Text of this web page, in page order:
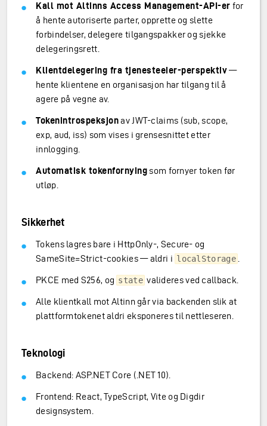
Kall mot Altinns Access Management-API-er for
å hente autoriserte parter, opprette og slette
forbindelser, delegere tilgangspakker og sjekke
delegeringsrett.
Klientdelegering fra tjenesteeier-perspektiv—
hente klientene en organisasjon har tilgang til å
agere på vegne av.
Tokenintrospeksjonav JWT-claims (sub, scope,
exp, aud, iss) som vises i grensesnittet etter
innlogging.
Automatisk tokenfornyingsom fornyer token før
utløp.
Sikkerhet
Tokens lagres bare i HttpOnly-, Secure- og
SameSite=Strict-cookies — aldri i localStorage
PKCE med S256, og state valideres ved callback.
Alle klientkall mot Altinn går via backenden slik at
plattformtokenet aldri eksponeres til nettleseren.
Teknologi
Backend: ASP.NET Core (.NET 10).
Frontend: React, TypeScript, Vite og Digdir
designsystem.